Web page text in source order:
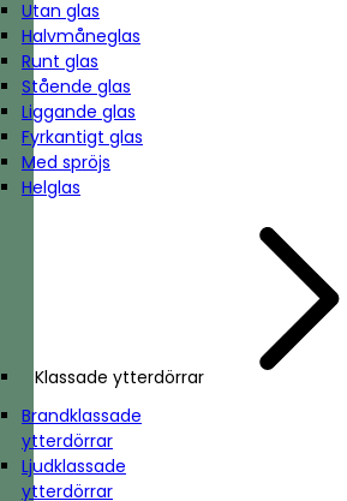
Utan glas
Halvmåneglas
Runt glas
Stående glas
Liggande glas
Fyrkantigt glas
Med spröjs
Helglas
Klassade ytterdörrar
Brandklassade
ytterdörrar
Ljudklassade
ytterdörrar